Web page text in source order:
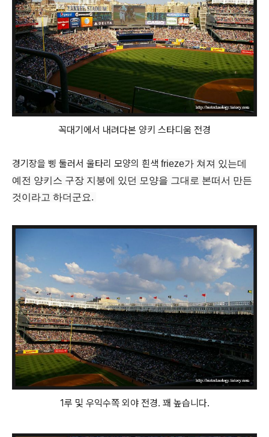
꼭대기에서 내려다본 양키 스타디움 전경
경기장을 삥 둘러서 울타리 모양의 흰색 frieze가 쳐져 있는데
예전 양키스 구장 지붕에 있던 모양을 그대로 본떠서 만든
것이라고 하더군요.
1루 및 우익수쪽 외야 전경. 꽤 높습니다.